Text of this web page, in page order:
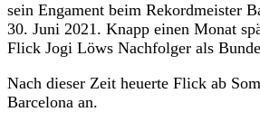
sein Engament beim Rekordmeister
30. Juni 2021. Knapp einen Monat
Flick Jogi Löws Nachfolger als
Nach dieser Zeit heuerte Flick ab
Barcelona an.